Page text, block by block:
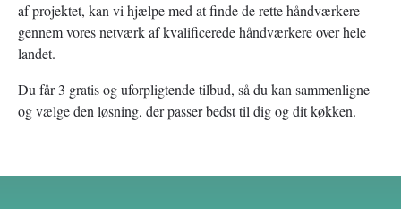
af projektet, kan vi hjælpe med at finde de rette håndværkere
gennem vores netværk af kvalificerede håndværkere over hele
landet.
Du får 3 gratis og uforpligtende tilbud, så du kan sammenligne
og vælge den løsning, der passer bedst til dig og dit køkken.